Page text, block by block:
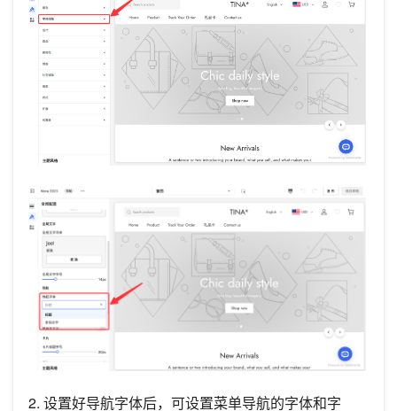
2. 设置好导航字体后，可设置菜单导航的字体和字